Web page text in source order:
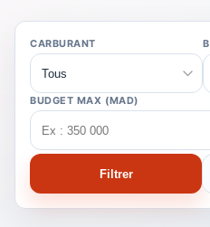
CARBURANT
BUDGET MAX (MAD)
Filtrer